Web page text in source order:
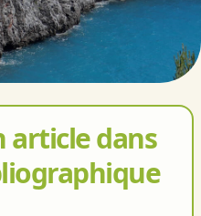
article dans